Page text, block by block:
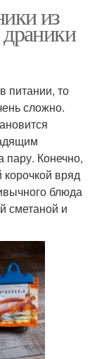
из
питании, то
сложно.
пару. Конечно,
вряд
блюда
сметаной и